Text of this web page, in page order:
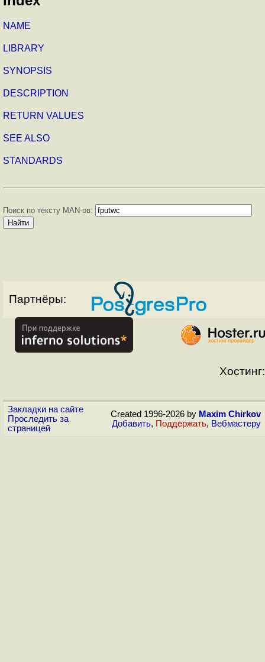
NAME
LIBRARY
SYNOPSIS
DESCRIPTION
RETURN VALUES
SEE ALSO
STANDARDS
Поиск по тексту MAN-ов:
Партнёры:
Хостинг:
Закладки на сайте
Проследить за
страницей
Created 1996-2026 by Maxim Chirkov
Добавить, Поддержать, Вебмастеру